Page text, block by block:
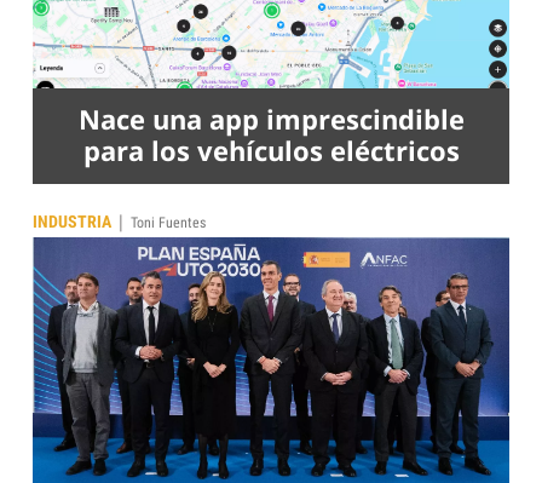
Nace una app imprescindible
para los vehículos eléctricos
INDUSTRIA | Toni Fuentes